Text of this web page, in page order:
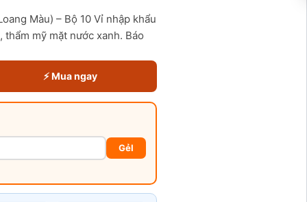
Màu) – Bộ 10 Vỉ nhập khẩu
mỹ mặt nước xanh. Báo
⚡ Mua ngay
GẻI